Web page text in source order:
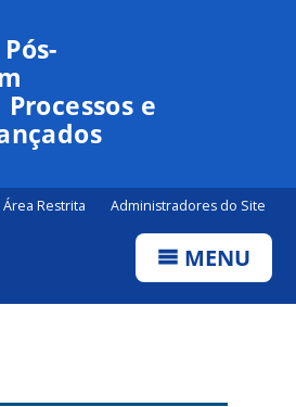
e
Área Restrita Administradores do Site
MENU